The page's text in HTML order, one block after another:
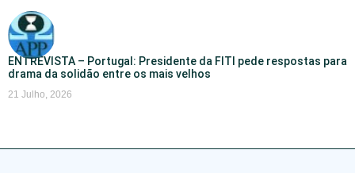
ENTREVISTA – Portugal: Presidente da FITI pede respostas para
drama da solidão entre os mais velhos
21 Julho, 2026